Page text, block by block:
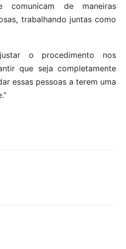
de maneiras
trabalhando juntas como
o procedimento nos
que seja completamente
essas pessoas a terem uma